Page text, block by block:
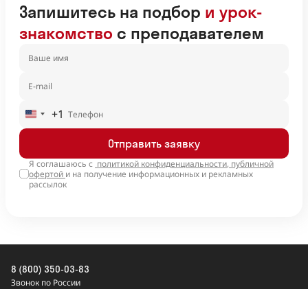
Запишитесь на подбор и урок-
знакомство с преподавателем
United
States
+1
Отправить заявку
Я соглашаюсь с политикой конфиденциальности, публичной
офертой и на получение информационных и рекламных
рассылок
8 (800) 350-03-83
Звонок по России